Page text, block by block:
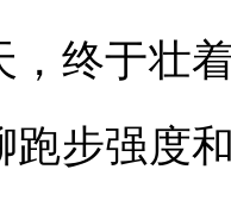
，终于壮
跑步强度